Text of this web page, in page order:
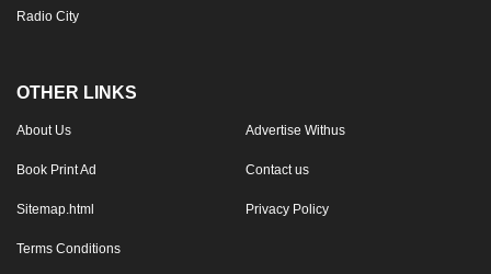
Radio City
OTHER LINKS
About Us Advertise Withus
Book Print Ad Contact us
Sitemap.html Privacy Policy
Terms Conditions